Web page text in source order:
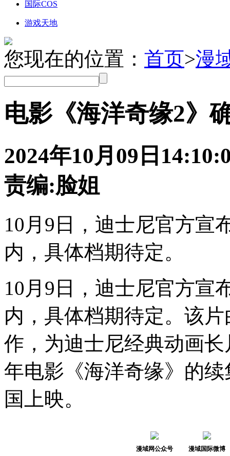
您现在的位置：
电影《海洋奇缘2》
2024年10月09日
责编:脸姐
10月9日，迪士尼官方宣
内，具体档期待定。
10月9日，迪士尼官方宣
内，具体档期待定。该
作，为迪士尼经典动画
年电影《海洋奇缘》的
国上映。
分享到：